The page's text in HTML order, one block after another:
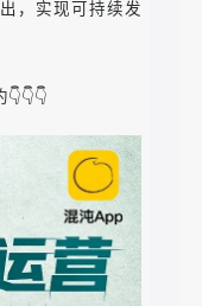
APP正式上线
识盛宴！带大家一起
寻找撬动商业长期增
而出，实现可持续发
约👇👇👇